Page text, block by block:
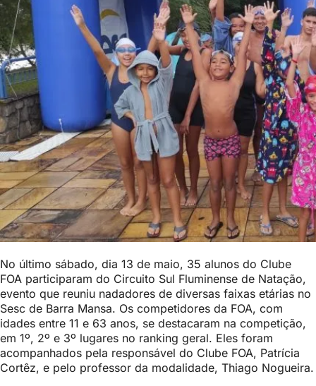
No último sábado, dia 13 de maio, 35 alunos do Clube
FOA participaram do Circuito Sul Fluminense de Natação,
evento que reuniu nadadores de diversas faixas etárias no
Sesc de Barra Mansa. Os competidores da FOA, com
idades entre 11 e 63 anos, se destacaram na competição,
em 1º, 2º e 3º lugares no ranking geral. Eles foram
acompanhados pela responsável do Clube FOA, Patrícia
Cortêz, e pelo professor da modalidade, Thiago Nogueira.